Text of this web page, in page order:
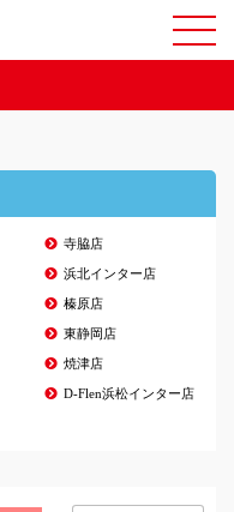
寺脇店
浜北インター店
榛原店
東静岡店
焼津店
D-Flen浜松インター店